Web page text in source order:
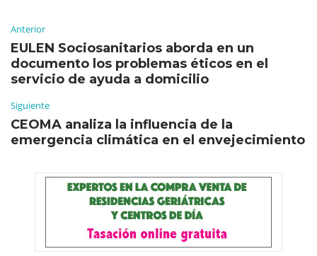
Anterior
EULEN Sociosanitarios aborda en un
documento los problemas éticos en el
servicio de ayuda a domicilio
Siguiente
CEOMA analiza la influencia de la
emergencia climática en el envejecimiento